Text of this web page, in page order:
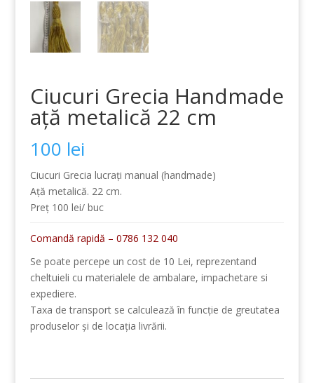
Ciucuri Grecia Handmade
ață metalică 22 cm
100 lei
Ciucuri Grecia lucrați manual (handmade)
Ață metalică. 22 cm.
Preț 100 lei/ buc
Comandă rapidă – 0786 132 040
Se poate percepe un cost de 10 Lei, reprezentand
cheltuieli cu materialele de ambalare, impachetare si
expediere.
Taxa de transport se calculează în funcție de greutatea
produselor și de locația livrării.